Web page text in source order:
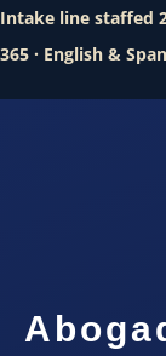
Intake line staffed
365 · English &